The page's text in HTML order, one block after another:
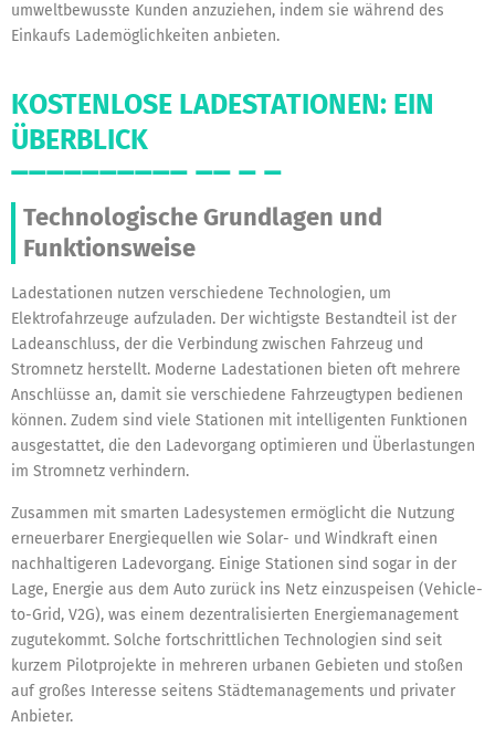
umweltbewusste Kunden anzuziehen, indem sie während des
Einkaufs Lademöglichkeiten anbieten.
KOSTENLOSE LADESTATIONEN: EIN
ÜBERBLICK
Technologische Grundlagen und
Funktionsweise
Ladestationen nutzen verschiedene Technologien, um
Elektrofahrzeuge aufzuladen. Der wichtigste Bestandteil ist der
Ladeanschluss, der die Verbindung zwischen Fahrzeug und
Stromnetz herstellt. Moderne Ladestationen bieten oft mehrere
Anschlüsse an, damit sie verschiedene Fahrzeugtypen bedienen
können. Zudem sind viele Stationen mit intelligenten Funktionen
ausgestattet, die den Ladevorgang optimieren und Überlastungen
im Stromnetz verhindern.
Zusammen mit smarten Ladesystemen ermöglicht die Nutzung
erneuerbarer Energiequellen wie Solar- und Windkraft einen
nachhaltigeren Ladevorgang. Einige Stationen sind sogar in der
Lage, Energie aus dem Auto zurück ins Netz einzuspeisen (Vehicle-
to-Grid, V2G), was einem dezentralisierten Energiemanagement
zugutekommt. Solche fortschrittlichen Technologien sind seit
kurzem Pilotprojekte in mehreren urbanen Gebieten und stoßen
auf großes Interesse seitens Städtemanagements und privater
Anbieter.